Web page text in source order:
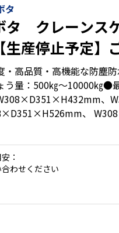
ン０の爆発危険場所でも使
タ
タ クレーンス
生産停止予定】
で！
・高品質・高機能な防塵
量：500㎏～10000㎏●
、
、
の防塵・防水設計
：
合わせください